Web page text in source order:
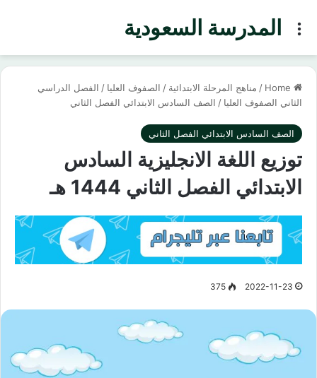
المدرسة السعوديةMenu
/ مناهج المرحلة الابتدائية / الصفوف العليا / الفصل الدراسي
الثاني الصفوف العليا / الصف السادس الابتدائي الفصل الثاني
الصف السادس الابتدائي الفصل الثاني
توزيع اللغة الانجليزية السادس
الابتدائي الفصل الثاني 1444 هـ
2022-11-23
375